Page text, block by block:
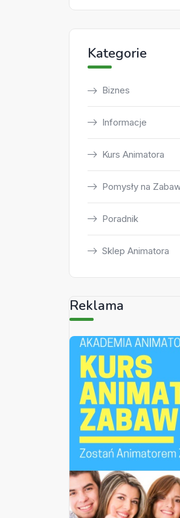
Kategorie
Biznes
Informacje
Kurs Animatora
Pomysły na
Poradnik
Sklep Animatora
Reklama